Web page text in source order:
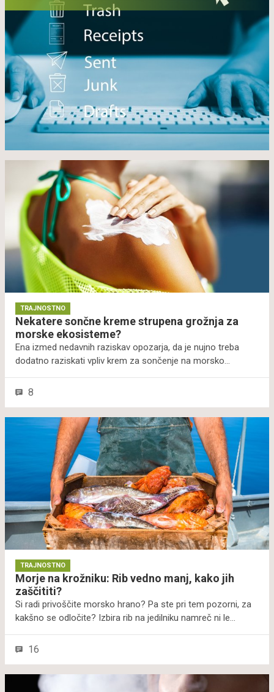
bi potrebovali 20 bilijonov dreves – to je šestkrat več, kot
jih je na Zemlji. Tako problematiko digitalnih podatkov
ponazarjajo Ekologi brez meja, ki jim je uspelo združiti
Slovenijo v digitalni čistilni akciji. Slovenija je v njej
očistila 23 terabajtov digitalnih odpadkov, so izračunali.
TRAJNOSTNO
Nekatere sončne kreme strupena grožnja za
morske ekosisteme?
Ena izmed nedavnih raziskav opozarja, da je nujno treba
dodatno raziskati vpliv krem za sončenje na morsko
visoko okoljsko ceno. Kemične spojine oziroma filtri, ki
povzročijo beljenje koral in zmanjšanje plodnosti rib, so
ugotovili raziskovalci.
8
TRAJNOSTNO
Morje na krožniku: Rib vedno manj, kako jih
zaščititi?
Si radi privoščite morsko hrano? Pa ste pri tem pozorni, za
kakšno se odločite? Izbira rib na jedilniku namreč ni le
ekosistemov. Naše odločitve glede vrste rib, ki jih uživamo,
populacije. Preverite nekaj trajnostnih nasvetov, kako uživati
v okusu morja in hkrati pripomoči, da bodo v njem še dolgo
16